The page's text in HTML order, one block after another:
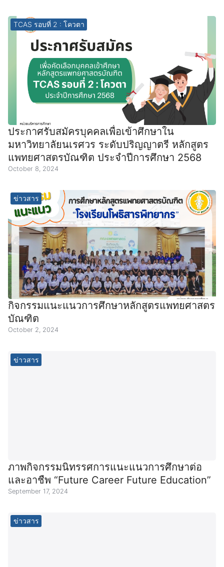
TCAS รอบที่ 2 : โควตา
ประกาศรับสมัครบุคคลเพื่อเข้าศึกษาใน
มหาวิทยาลัยนเรศวร ระดับปริญญาตรี หลักสูตร
แพทยศาสตรบัณฑิต ประจำปีการศึกษา 2568
October 8, 2024
ข่าวสาร
กิจกรรมแนะแนวการศึกษาหลักสูตรแพทยศาสตร
บัณฑิต
October 2, 2024
ข่าวสาร
ภาพกิจกรรมนิทรรศการแนะแนวการศึกษาต่อ
และอาชืพ “Future Career Future Education”
September 17, 2024
ข่าวสาร